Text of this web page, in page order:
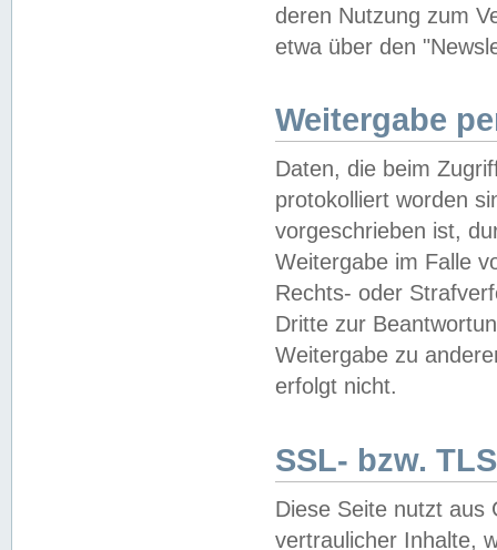
deren Nutzung zum
etwa über den
Weitergabe
Daten, die beim
protokolliert worden
vorgeschrieben ist,
Weitergabe im Falle
Rechts- oder
Dritte zur
Weitergabe zu
erfolgt nicht.
SSL- bzw.
Diese Seite nutzt aus
vertraulicher Inhalte,